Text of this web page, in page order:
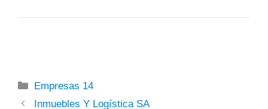
Categorías
Empresas 14
Inmuebles Y Logística SA